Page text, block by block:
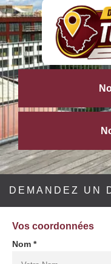
DEMANDEZ UN
Vos coordonnées
Nom *